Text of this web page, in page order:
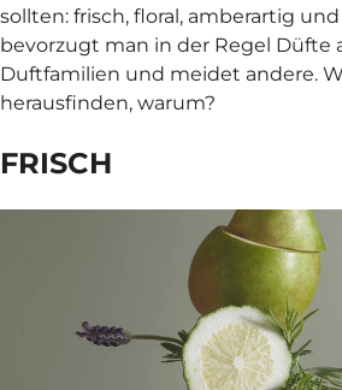
sollten: frisch, floral, amberartig
bevorzugt man in der Regel Düfte
Duftfamilien und meidet andere.
herausfinden, warum?
FRISCH